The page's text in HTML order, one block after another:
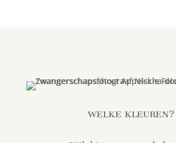
WELKE KLEUREN?